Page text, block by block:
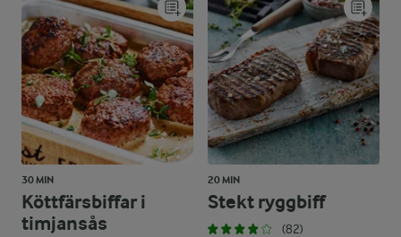
30 MIN
Köttfärsbiffar i
timjansås
20 MIN
Stekt ryggbiff
(82)